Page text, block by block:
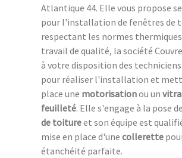
Atlantique 44. Elle vous propose
pour l'installation de fenêtres de
respectant les normes
travail de qualité, la société
à votre disposition des
pour réaliser l'installation et
place une motorisationou un
feuilleté. Elle s'engage à la pose
de toitureet son équipe est
mise en place d'une collerette
étanchéité parfaite.